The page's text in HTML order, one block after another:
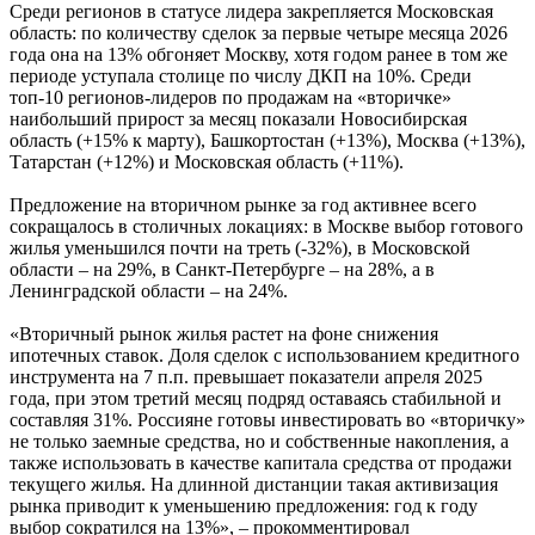
Среди регионов в статусе лидера закрепляется Московская
область: по количеству сделок за первые четыре месяца 2026
года она на 13% обгоняет Москву, хотя годом ранее в том же
периоде уступала столице по числу ДКП на 10%. Среди
топ-10 регионов-лидеров по продажам на «вторичке»
наибольший прирост за месяц показали Новосибирская
область (+15% к марту), Башкортостан (+13%), Москва (+13%),
Татарстан (+12%) и Московская область (+11%).
Предложение на вторичном рынке за год активнее всего
сокращалось в столичных локациях: в Москве выбор готового
жилья уменьшился почти на треть (-32%), в Московской
области – на 29%, в Санкт-Петербурге – на 28%, а в
Ленинградской области – на 24%.
«Вторичный рынок жилья растет на фоне снижения
ипотечных ставок. Доля сделок с использованием кредитного
инструмента на 7 п.п. превышает показатели апреля 2025
года, при этом третий месяц подряд оставаясь стабильной и
составляя 31%. Россияне готовы инвестировать во «вторичку»
не только заемные средства, но и собственные накопления, а
также использовать в качестве капитала средства от продажи
текущего жилья. На длинной дистанции такая активизация
рынка приводит к уменьшению предложения: год к году
выбор сократился на 13%», – прокомментировал